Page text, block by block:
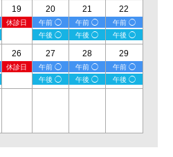
19
休診日
20
午前 ◯
午後 ◯
21
午前 ◯
午後 ◯
22
午前 ◯
午後 ◯
26
休診日
27
午前 ◯
午後 ◯
28
午前 ◯
午後 ◯
29
午前 ◯
午後 ◯